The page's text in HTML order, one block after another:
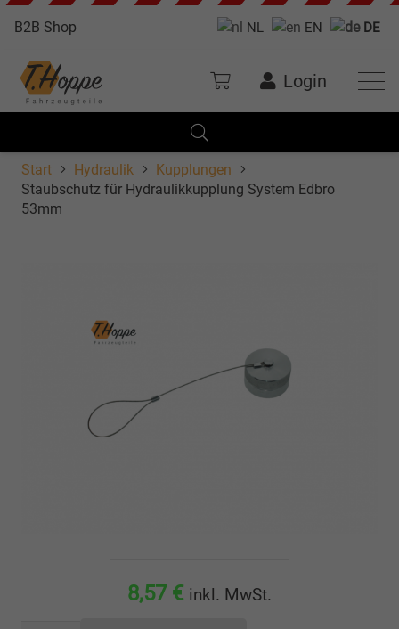
B2B Shop NL EN DE
Login
Start Hydraulik
Kupplungen
Staubschutz für Hydraulikkupplung System Edbro
53mm
8,57 € inkl. MwSt.